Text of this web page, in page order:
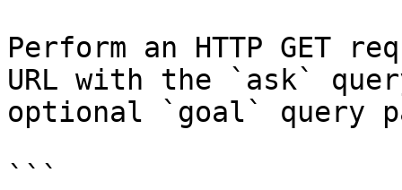
Perform an HTTP GET
URL with the `ask`
optional `goal` query
```